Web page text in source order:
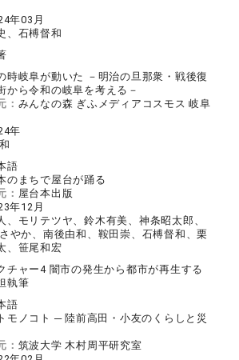
年03月
、石榑督和
時岐阜が動いた －明治の旦那衆・戦後復
から令和の岐阜を考える－
： みんなの森 ぎふメディアコスモス 岐阜
年
語
のまちで屋台が踊る
： 屋台本出版
年12月
、モリテツヤ、鈴木有美、神条昭太郎、
やか、南後由和、鞍田崇、石榑督和、栗
、笹尾和宏
チャー4 闇市の発生から都市が再生する
執筆
語
モノコト ─ 陸前高田・小友のくらしと災
： 筑波大学 木村周平研究室